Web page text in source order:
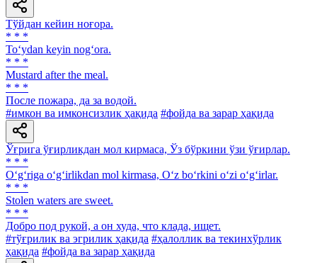
Тўйдан кейин ноғора.
* * *
To‘ydan keyin nog‘ora.
* * *
Mustard after the meal.
* * *
После пожара, да за водой.
#имкон ва имконсизлик ҳақида #фойда ва зарар ҳақида
Ўғрига ўғирликдан мол кирмаса, Ўз бўркини ўзи ўғирлар.
* * *
O‘g‘riga o‘g‘irlikdan mol kirmasa, O‘z bo‘rkini o‘zi o‘g‘irlar.
* * *
Stolen waters are sweet.
* * *
Добро под рукой, а он худа, что клада, ищет.
#тўғрилик ва эгрилик ҳақида #ҳалоллик ва текинхўрлик
ҳақида #фойда ва зарар ҳақида